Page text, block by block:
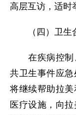
高层互访，适时
（四）卫生
在疾病控制
共卫生事件应
将继续帮助拉
医疗设施，向